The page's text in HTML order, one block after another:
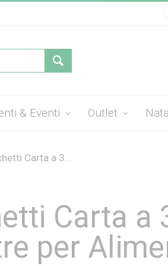
& Eventi Outlet
Carta a 3...
Carta a
per